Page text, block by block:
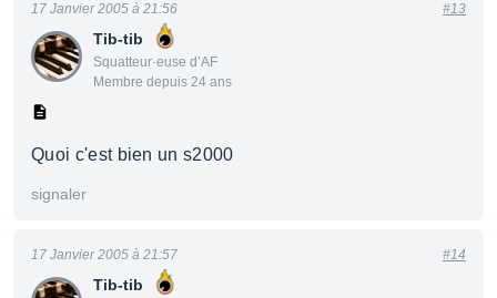
Tib-tib
Squatteur·euse d’AF
Membre depuis 24 ans
17 Janvier 2005 à 21:56 #13
Quoi c'est bien un s2000
signaler
Tib-tib
17 Janvier 2005 à 21:57 #14